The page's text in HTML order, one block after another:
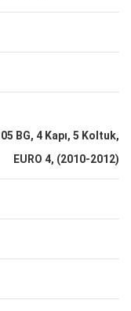
BG, 4 Kapı, 5 Koltuk,
EURO 4, (2010-2012)